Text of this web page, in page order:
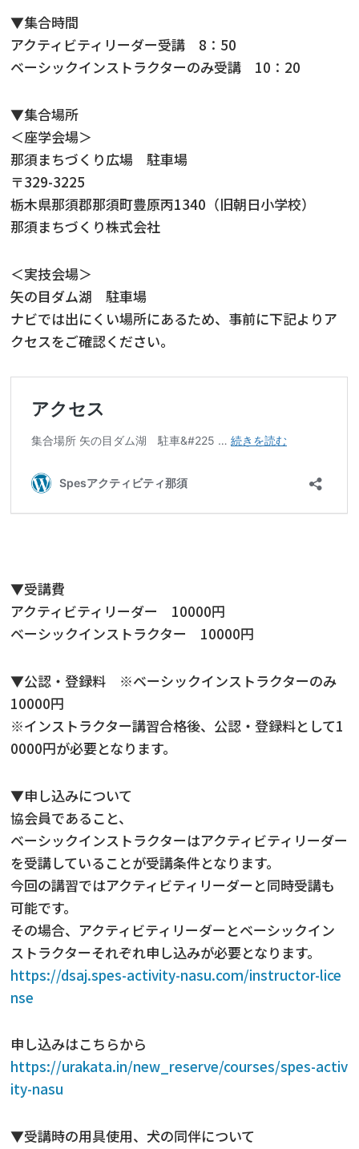
▼集合時間
アクティビティリーダー受講 8：50
ベーシックインストラクターのみ受講 10：20
▼集合場所
＜座学会場＞
那須まちづくり広場 駐車場
〒329-3225
栃木県那須郡那須町豊原丙1340（旧朝日小学校）
那須まちづくり株式会社
＜実技会場＞
矢の目ダム湖 駐車場
ナビでは出にくい場所にあるため、事前に下記よりア
クセスをご確認ください。
▼受講費
アクティビティリーダー 10000円
ベーシックインストラクター 10000円
▼公認・登録料 ※ベーシックインストラクターのみ
10000円
※インストラクター講習合格後、公認・登録料として1
0000円が必要となります。
▼申し込みについて
協会員であること、
ベーシックインストラクターはアクティビティリーダー
を受講していることが受講条件となります。
今回の講習ではアクティビティリーダーと同時受講も
可能です。
その場合、アクティビティリーダーとベーシックイン
ストラクターそれぞれ申し込みが必要となります。
https://dsaj.spes-activity-nasu.com/instructor-lice
nse
申し込みはこちらから
https://urakata.in/new_reserve/courses/spes-activ
ity-nasu
▼受講時の用具使用、犬の同伴について